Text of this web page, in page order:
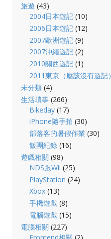
旅遊 (43)
2004日本遊記 (10)
2006日本遊記 (12)
2007歐洲遊記 (9)
2007沖繩遊記 (2)
2010關西遊記 (1)
2011東京（應該沒有遊記）
未分類(4)
生活瑣事(266)
Bikeday (17)
iPhone隨手拍 (30)
部落客的暑假作業 (30)
飯團紀錄 (16)
遊戲相關 (98)
NDS跟Wii (25)
PlayStation (24)
Xbox (13)
手機遊戲 (8)
電腦遊戲 (15)
電腦相關 (227)
Frontend相關 (2)